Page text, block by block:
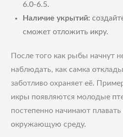
6.0-6.5.
Наличие укрытий:
сможет отложить икру.
После того как рыбы начнут
наблюдать, как самка
заботливо охраняет её.
икры появляются молодые
постепенно начинают плавать
окружающую среду.